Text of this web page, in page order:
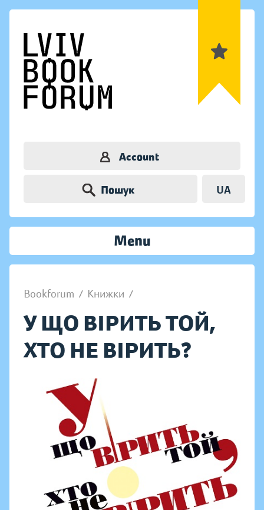
Account
Пошук UA
Menu
Bookforum / Книжки /
У ЩО ВІРИТЬ ТОЙ,
ХТО НЕ ВІРИТЬ?